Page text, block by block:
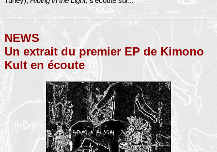
NEWS
Un extrait du premier EP de Kimono
Kult en écoute